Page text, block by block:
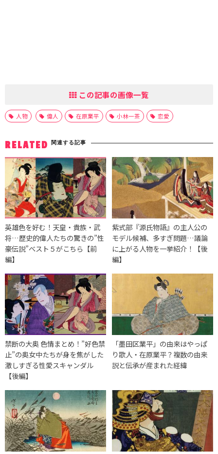
この記事の画像一覧
人物 偉人 在原業平 小林一茶 恋愛
RELATED 関連する記事
英雄色を好む！天皇・貴族・武
将…歴史的偉人たちの驚きの”性
豪伝説”べスト５がこちら【前
編】
紫式部『源氏物語』の主人公の
モデル候補、多すぎ問題…議論
に上がる人物を一挙紹介！【後
編】
禁断の大奥 色情まとめ！”好色禁
止”の奥女中たちが身を焦がした
激しすぎる性愛スキャンダル
【後編】
「墨田区業平」の由来はやっぱ
り歌人・在原業平？複数の由来
説と伝承が産まれた経緯